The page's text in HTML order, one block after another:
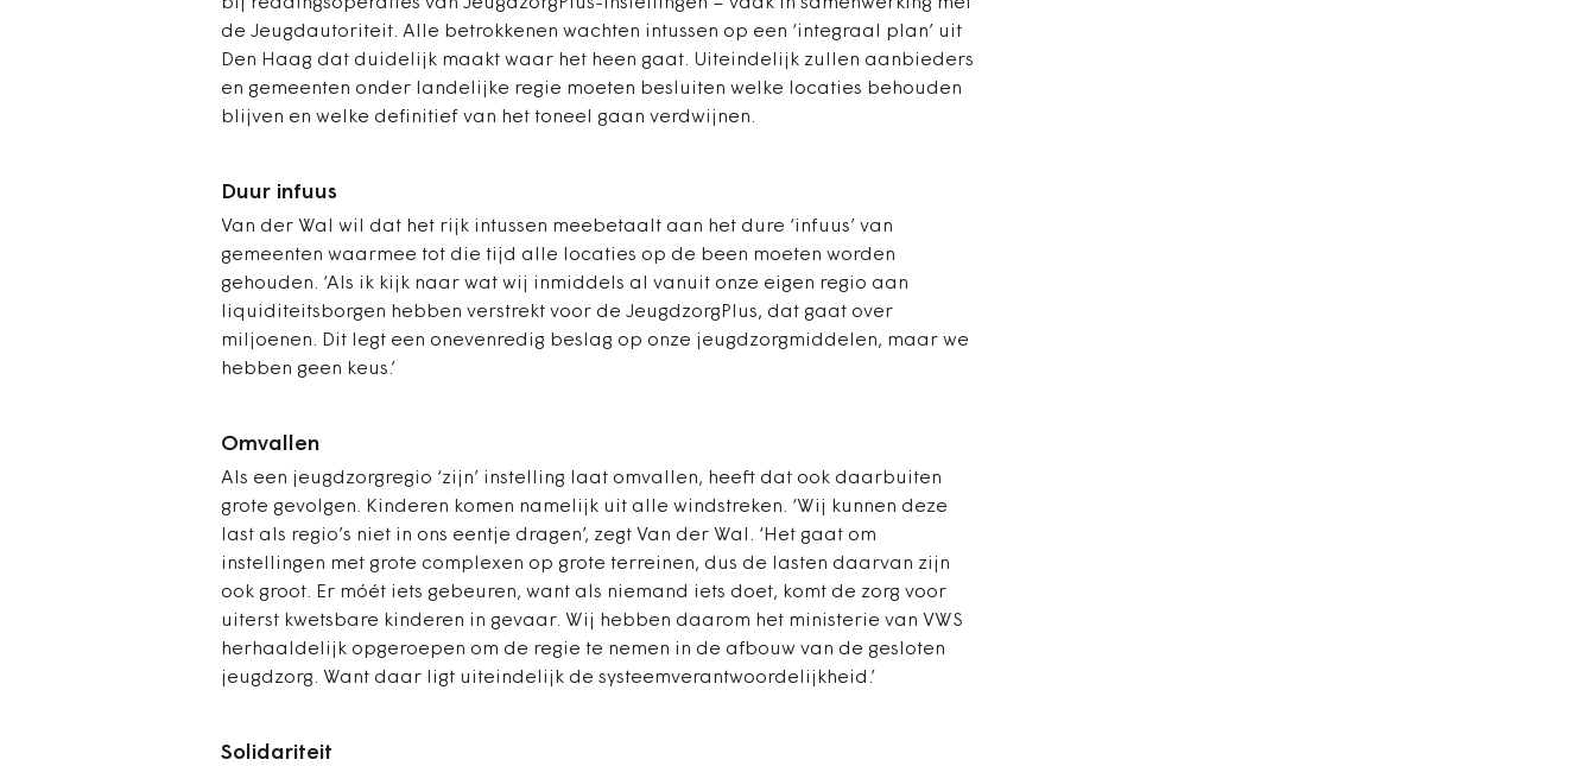
de Jeugdautoriteit. Alle betrokkenen wachten intussen op een ‘integraal plan’ uit
Den Haag dat duidelijk maakt waar het heen gaat. Uiteindelijk zullen aanbieders
en gemeenten onder landelijke regie moeten besluiten welke ­locaties behouden
blijven en welke definitief van het toneel gaan verdwijnen.
Duur infuus
Van der Wal wil dat het rijk intussen meebetaalt aan het dure ‘infuus’ van
gemeenten waarmee tot die tijd alle locaties op de been moeten worden
gehouden. ‘Als ik kijk naar wat wij inmiddels al vanuit onze eigen regio aan
liquiditeitsborgen hebben verstrekt voor de JeugdzorgPlus, dat gaat over
miljoenen. Dit legt een onevenredig beslag op onze jeugdzorgmiddelen, maar we
hebben geen keus.’
Omvallen
Als een jeugdzorgregio ‘zijn’ instelling laat omvallen, heeft dat ook daarbuiten
grote ­gevolgen. Kinderen komen namelijk uit alle windstreken. ‘Wij kunnen deze
last als regio’s niet in ons eentje dragen’, zegt Van der Wal. ‘Het gaat om
instellingen met grote complexen op grote terreinen, dus de lasten daarvan zijn
ook groot. Er móét iets gebeuren, want als niemand iets doet, komt de zorg voor
uiterst kwetsbare kinderen in gevaar. Wij hebben daarom het ministerie van VWS
herhaaldelijk opgeroepen om de regie te nemen in de afbouw van de gesloten
jeugdzorg. Want daar ligt uiteindelijk de ­systeemverantwoordelijkheid.’
Solidariteit